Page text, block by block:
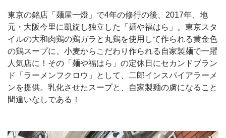
東京の銘店「麺屋一燈」で4年の修行の後、2017年、地
元・大阪今里に凱旋し独立した「麺や福はら」。東京スタ
イルの大和肉鶏の鶏ガラと丸鶏を使用して作られる黄金色
の鶏スープに、小麦からこだわり作られる自家製麺で一躍
人気店に！その「麺や福はら」の定休日にセカンドブラン
ド「ラーメンフクロウ」として、二郎インスパイアラーメ
ンを提供。乳化させたスープと、自家製麺の虜になること
間違いなしである！